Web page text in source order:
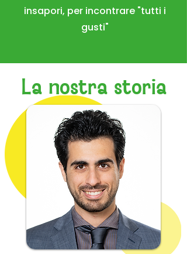
insapori, per incontrare "tutti i
gusti"
La nostra storia